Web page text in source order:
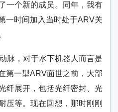
一个新的成员。同年，我有
一时间加入当时处于ARV关
脉，对于水下机器人而言是
第一型ARV面世之前，大部
纤展开，包括光纤密封、光
压等。现在回想，那时刚刚